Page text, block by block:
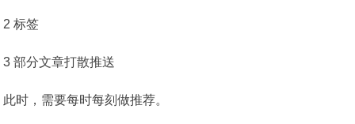
2 标签
3 部分文章打散推送
此时，需要每时每刻做推荐。